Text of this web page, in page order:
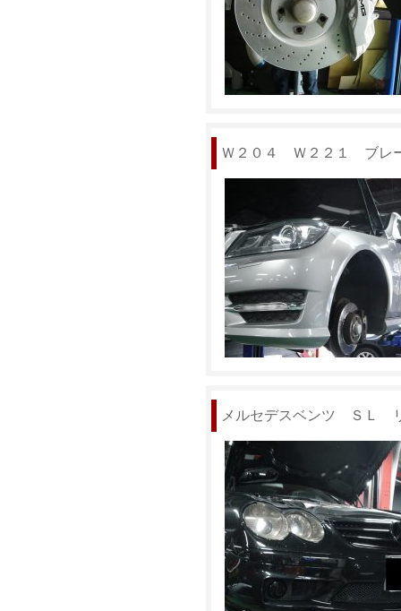
Ｗ２０４ Ｗ２２１ ブレ
メルセデスベンツ ＳＬ